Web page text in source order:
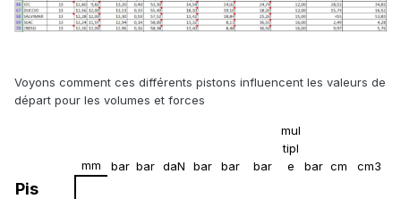
Voyons comment ces différents pistons influencent les valeurs de
départ pour les volumes et forces
mm bar bar daN bar bar bar
mul
tipl
e
bar cm cm3
Pis